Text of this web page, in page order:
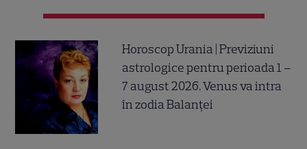
Horoscop Urania | Previziuni
astrologice pentru perioada 1 –
7 august 2026. Venus va intra
în zodia Balanței